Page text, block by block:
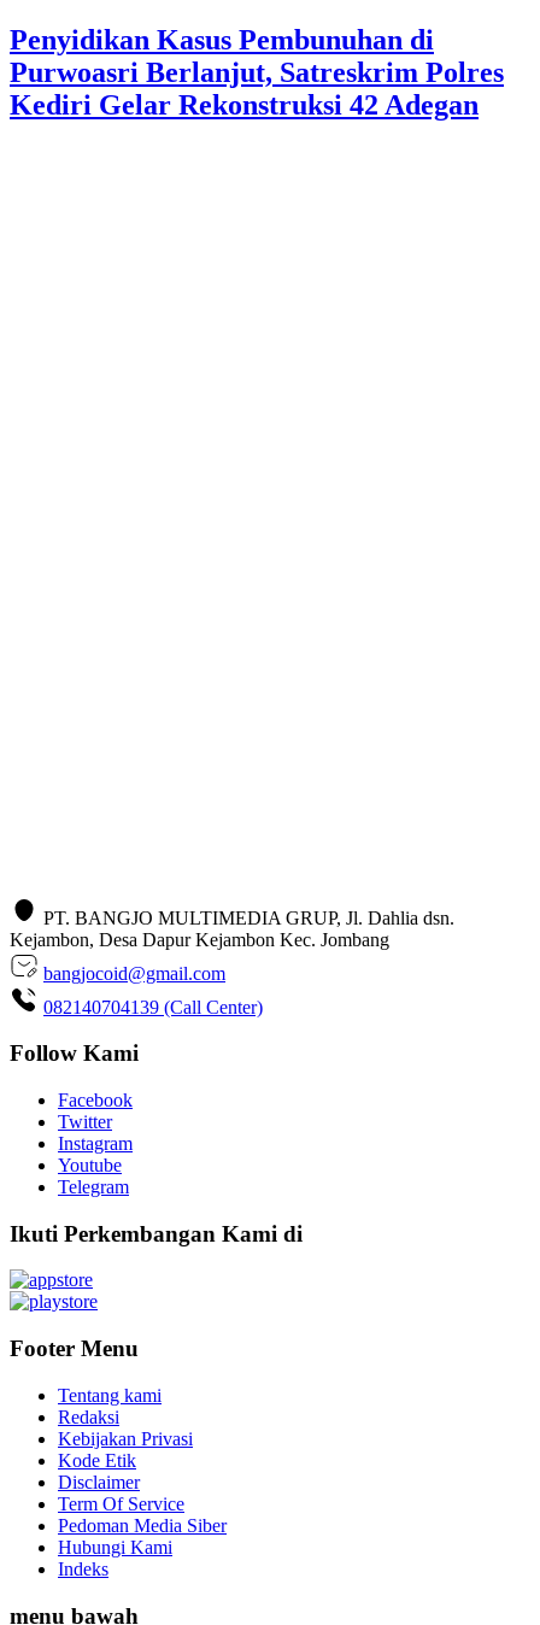
Penyidikan Kasus Pembunuhan di
Purwoasri Berlanjut, Satreskrim Polres
Kediri Gelar Rekonstruksi 42 Adegan
PT. BANGJO MULTIMEDIA GRUP, Jl. Dahlia dsn.
Kejambon, Desa Dapur Kejambon Kec. Jombang
bangjocoid@gmail.com
082140704139 (Call Center)
Follow Kami
Facebook
Twitter
Instagram
Youtube
Telegram
Ikuti Perkembangan Kami di
Footer Menu
Tentang kami
Redaksi
Kebijakan Privasi
Kode Etik
Disclaimer
Term Of Service
Pedoman Media Siber
Hubungi Kami
Indeks
menu bawah